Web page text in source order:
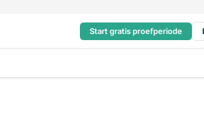
Start gratis proefperiode